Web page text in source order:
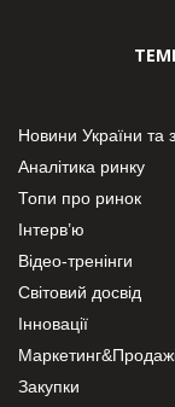
Новини України та
Аналітика ринку
Топи про ринок
Інтерв’ю
Відео-тренінги
Світовий досвід
Інновації
Закупки